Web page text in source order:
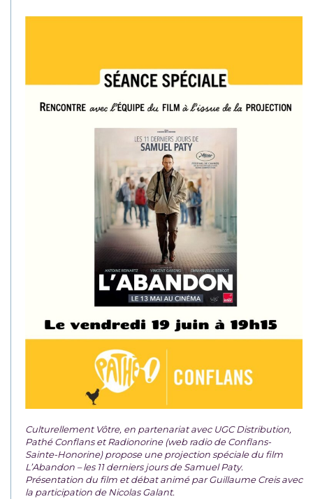
Culturellement Vôtre, en partenariat avec UGC Distribution,
Pathé Conflans et Radionorine (web radio de Conflans-
Sainte-Honorine) propose une projection spéciale du film
L’Abandon – les 11 derniers jours de Samuel Paty.
Présentation du film et débat animé par Guillaume Creis avec
la participation de Nicolas Galant.